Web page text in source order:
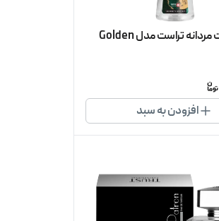
بادی میست مردانه تراست مدل Golden
افزودن به سبد